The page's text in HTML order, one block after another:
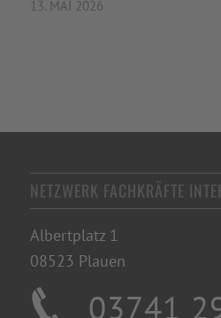
13. MAI 2026
NETZWERK FACHKRÄFTE
Albertplatz 1
08523 Plauen
03741